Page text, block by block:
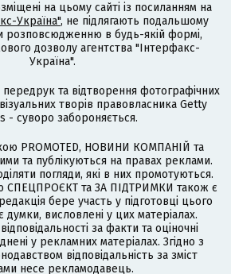
на цьому сайті із посиланням на
Україна", не підлягають подальшому
розповсюдженню в будь-якій формі,
дозволу агентства "Інтерфакс-
Україна".
та відтворення фотографічних
творів правовласника Getty
- суворо забороняється.
PROMOTED, НОВИНИ КОМПАНІЙ та
та публікуються на правах реклами.
погляди, які в них промотуються.
СПЕЦПРОЄКТ та ЗА ПІДТРИМКИ також є
бере участь у підготовці цього
думки, висловлені у цих матеріалах.
за факти та оціночні
у рекламних матеріалах. Згідно з
відповідальність за зміст
несе рекламодавець.